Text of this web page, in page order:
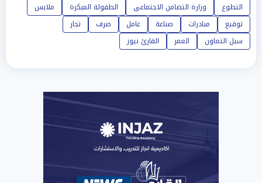
التطوع
وزارة التضامن الاجتماعى الطفولة المبكرة
ملابس
توقيع
مبادرات صناعة عامل صرف
تجار
سبل التعاون
العمر القارئ نيوز